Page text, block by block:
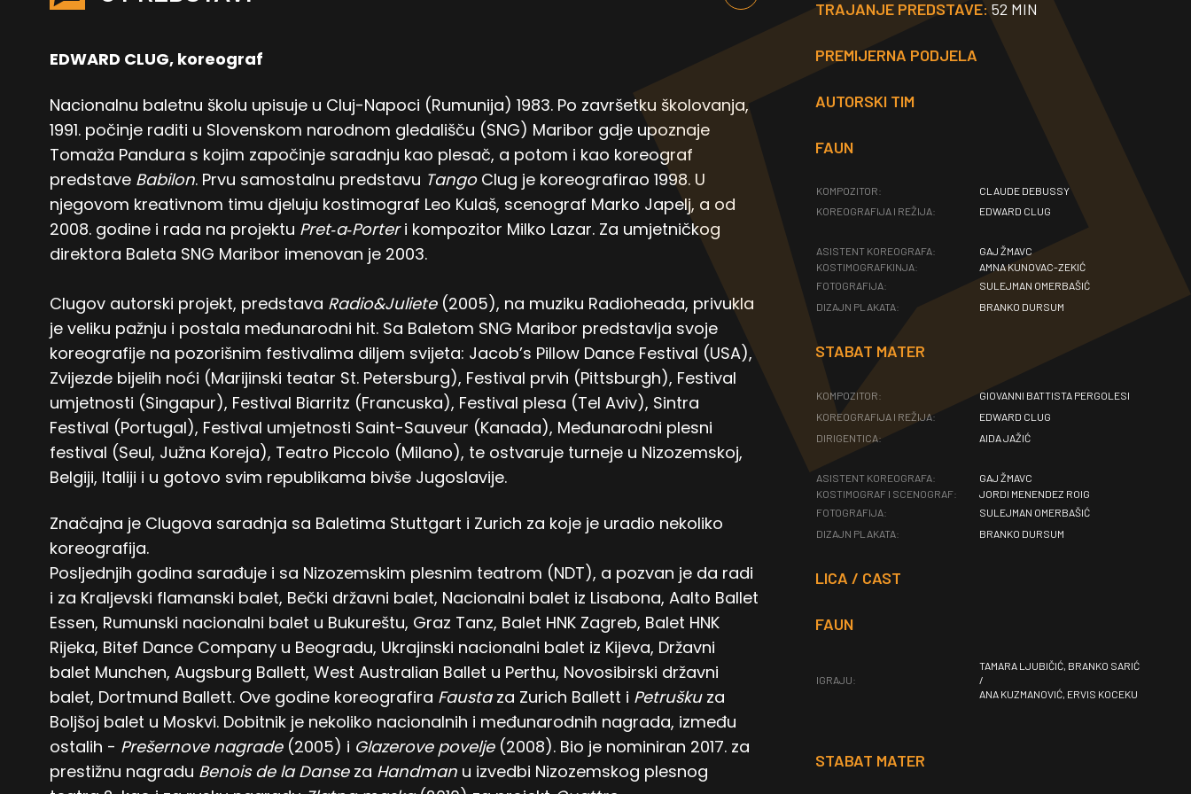
EDWARD CLUG, koreograf
Nacionalnu baletnu školu upisuje u Cluj-Napoci (Rumunija) 1983. Po završetku školovanja,
1991. počinje raditi u Slovenskom narodnom gledališču (SNG) Maribor gdje upoznaje
Tomaža Pandura s kojim započinje saradnju kao plesač, a potom i kao koreograf
predstave Babilon. Prvu samostalnu predstavu Tango Clug je koreografirao 1998. U
njegovom kreativnom timu djeluju kostimograf Leo Kulaš, scenograf Marko Japelj, a od
2008. godine i rada na projektu Pret‐a‐Porteri kompozitor Milko Lazar. Za umjetničkog
direktora Baleta SNG Maribor imenovan je 2003.
Clugov autorski projekt, predstava Radio&Juliete (2005), na muziku Radioheada, privukla
je veliku pažnju i postala međunarodni hit. Sa Baletom SNG Maribor predstavlja svoje
koreografije na pozorišnim festivalima diljem svijeta: Jacob’s Pillow Dance Festival (USA),
Zvijezde bijelih noći (Marijinski teatar St. Petersburg), Festival prvih (Pittsburgh), Festival
umjetnosti (Singapur), Festival Biarritz (Francuska), Festival plesa (Tel Aviv), Sintra
Festival (Portugal), Festival umjetnosti Saint-Sauveur (Kanada), Međunarodni plesni
festival (Seul, Južna Koreja), Teatro Piccolo (Milano), te ostvaruje turneje u Nizozemskoj,
Belgiji, Italiji i u gotovo svim republikama bivše Jugoslavije.
Značajna je Clugova saradnja sa Baletima Stuttgart i Zurich za koje je uradio nekoliko
koreografija.
Posljednjih godina sarađuje i sa Nizozemskim plesnim teatrom (NDT), a pozvan je da radi
i za Kraljevski flamanski balet, Bečki državni balet, Nacionalni balet iz Lisabona, Aalto Ballet
Essen, Rumunski nacionalni balet u Bukureštu, Graz Tanz, Balet HNK Zagreb, Balet HNK
Rijeka, Bitef Dance Company u Beogradu, Ukrajinski nacionalni balet iz Kijeva, Državni
balet Munchen, Augsburg Ballett, West Australian Ballet u Perthu, Novosibirski državni
balet, Dortmund Ballett. Ove godine koreografira Faustaza Zurich Ballett i Petrušku za
Boljšoj balet u Moskvi. Dobitnik je nekoliko nacionalnih i međunarodnih nagrada, između
ostalih - Prešernove nagrade (2005) i Glazerove povelje (2008). Bio je nominiran 2017. za
prestižnu nagradu Benois de la Danse za Handman u izvedbi Nizozemskog plesnog
TRAJANJE PREDSTAVE: 52 MIN
PREMIJERNA PODJELA
AUTORSKI TIM
FAUN
KOMPOZITOR:
CLAUDE DEBUSSY
KOREOGRAFIJA I REŽIJA:
EDWARD CLUG
ASISTENT KOREOGRAFA:
GAJ ŽMAVC
KOSTIMOGRAFKINJA:
AMNA KUNOVAC-ZEKIĆ
FOTOGRAFIJA:
SULEJMAN OMERBAŠIĆ
DIZAJN PLAKATA:
BRANKO DURSUM
STABAT MATER
KOMPOZITOR:
GIOVANNI BATTISTA PERGOLESI
KOREOGRAFIJA I REŽIJA:
EDWARD CLUG
DIRIGENTICA:
AIDA JAŽIĆ
ASISTENT KOREOGRAFA:
GAJ ŽMAVC
KOSTIMOGRAF I SCENOGRAF:
JORDI MENENDEZ ROIG
FOTOGRAFIJA:
SULEJMAN OMERBAŠIĆ
DIZAJN PLAKATA:
BRANKO DURSUM
LICA / CAST
FAUN
IGRAJU:
TAMARA LJUBIČIĆ, BRANKO SARIĆ
/
ANA KUZMANOVIĆ, ERVIS KOCEKU
STABAT MATER